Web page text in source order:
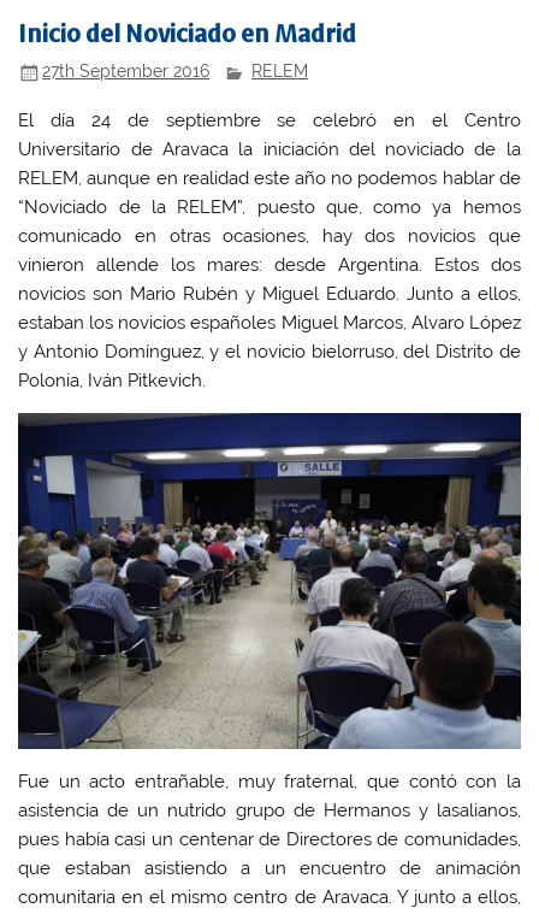
Inicio del Noviciado en Madrid
27th September 2016 RELEM
El día 24 de septiembre se celebró en el Centro
Universitario de Aravaca la iniciación del noviciado de la
RELEM, aunque en realidad este año no podemos hablar de
“Noviciado de la RELEM”, puesto que, como ya hemos
comunicado en otras ocasiones, hay dos novicios que
vinieron allende los mares: desde Argentina. Estos dos
novicios son Mario Rubén y Miguel Eduardo. Junto a ellos,
estaban los novicios españoles Miguel Marcos, Alvaro López
y Antonio Domínguez, y el novicio bielorruso, del Distrito de
Polonia, Iván Pitkevich.
Fue un acto entrañable, muy fraternal, que contó con la
asistencia de un nutrido grupo de Hermanos y lasalianos,
pues había casi un centenar de Directores de comunidades,
que estaban asistiendo a un encuentro de animación
comunitaria en el mismo centro de Aravaca. Y junto a ellos,